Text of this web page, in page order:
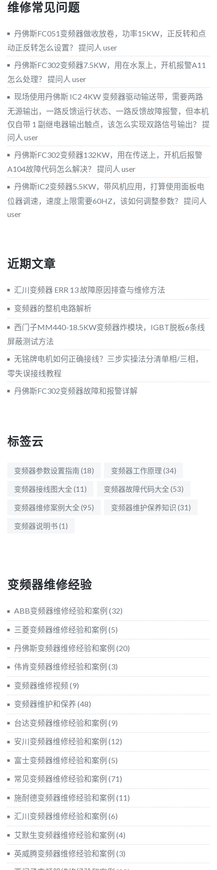
维修常见问题
丹佛斯FC051变频器做收放卷，功率15KW，正反转和点
动正反转怎么设置？ 提问人 user
丹佛斯FC302变频器7.5KW，用在水泵上，开机报警A11
怎么处理？ 提问人 user
现场使用丹佛斯 IC2 4KW 变频器驱动输送带，需要两路
无源输出，一路反馈运行状态、一路反馈故障报警，但本机
仅自带 1 副继电器输出触点，该怎么实现双路信号输出？ 提
问人 user
丹佛斯FC302变频器132KW，用在传送上，开机后报警
A104故障代码怎么解决？ 提问人 user
丹佛斯IC2变频器5.5KW，带风机应用，打算使用面板电
位器调速，速度上限需要60HZ，该如何调整参数？ 提问人
user
近期文章
汇川变频器 ERR 13 故障原因排查与维修方法
变频器的整机电路解析
西门子MM440-18.5KW变频器炸模块，IGBT脱板6条线
屏蔽测试方法
无铭牌电机如何正确接线？三步实操法分清单相/三相，
零失误接线教程
丹佛斯FC302变频器故障和报警详解
标签云
变频器参数设置指南 (18) 变频器工作原理 (34)
变频器接线图大全(11) 变频器故障代码大全(53)
变频器维修案例大全(95) 变频器维护保养知识 (31)
变频器说明书 (1)
变频器维修经验
ABB变频器维修经验和案例 (32)
三菱变频器维修经验和案例 (5)
丹佛斯变频器维修经验和案例 (20)
伟肯变频器维修经验和案例 (3)
变频器维修视频(9)
变频器维护和保养 (48)
台达变频器维修经验和案例 (9)
安川变频器维修经验和案例 (12)
富士变频器维修经验和案例 (5)
常见变频器维修经验和案例 (71)
施耐德变频器维修经验和案例 (11)
汇川变频器维修经验和案例 (6)
艾默生变频器维修经验和案例 (4)
英威腾变频器维修经验和案例 (3)